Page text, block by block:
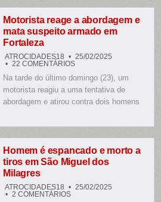
SER
BALEADO
PELA
PM
Motorista reage a abordagem e
mata suspeito armado em
Fortaleza
ATROCIDADES18
25/02/2025
22 COMENTÁRIOSEM
REAGE
ABORDAGEM
E
MATA
EM
Na tarde do último domingo (23), um
motorista reagiu a uma tentativa de
abordagem e atirou contra dois homens
Homem é espancado e morto a
tiros em São Miguel dos
Milagres
ATROCIDADES18
25/02/2025
2 COMENTÁRIOSEM